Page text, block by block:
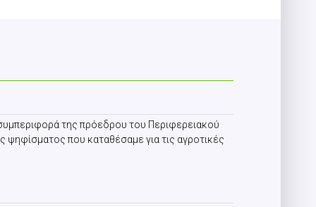
της πρόεδρου του Περιφερειακού
που καταθέσαμε για τις αγροτικές